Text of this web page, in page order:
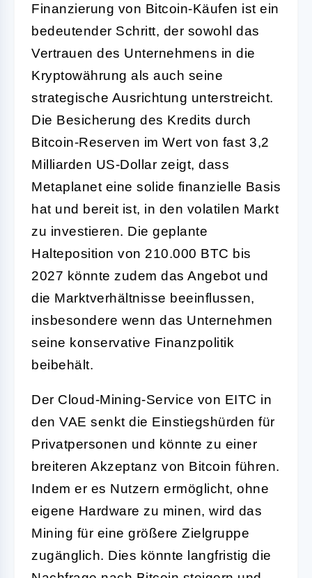
Finanzierung von Bitcoin-Käufen ist ein
bedeutender Schritt, der sowohl das
Vertrauen des Unternehmens in die
Kryptowährung als auch seine
strategische Ausrichtung unterstreicht.
Die Besicherung des Kredits durch
Bitcoin-Reserven im Wert von fast 3,2
Milliarden US-Dollar zeigt, dass
Metaplanet eine solide finanzielle Basis
hat und bereit ist, in den volatilen Markt
zu investieren. Die geplante
Halteposition von 210.000 BTC bis
2027 könnte zudem das Angebot und
die Marktverhältnisse beeinflussen,
insbesondere wenn das Unternehmen
seine konservative Finanzpolitik
beibehält.
Der Cloud-Mining-Service von EITC in
den VAE senkt die Einstiegshürden für
Privatpersonen und könnte zu einer
breiteren Akzeptanz von Bitcoin führen.
Indem er es Nutzern ermöglicht, ohne
eigene Hardware zu minen, wird das
Mining für eine größere Zielgruppe
zugänglich. Dies könnte langfristig die